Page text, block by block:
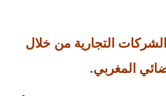
التجارية من خلال
المغربي.